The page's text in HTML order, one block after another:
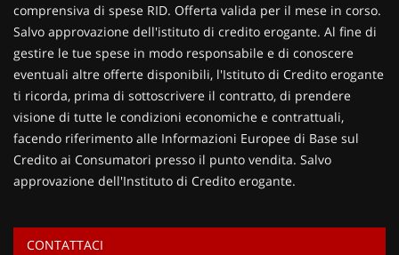
comprensiva di spese RID. Offerta valida per il mese in corso.
Salvo approvazione dell'istituto di credito erogante. Al fine di
gestire le tue spese in modo responsabile e di conoscere
eventuali altre offerte disponibili, l'Istituto di Credito erogante
ti ricorda, prima di sottoscrivere il contratto, di prendere
visione di tutte le condizioni economiche e contrattuali,
facendo riferimento alle Informazioni Europee di Base sul
Credito ai Consumatori presso il punto vendita. Salvo
approvazione dell'Instituto di Credito erogante.
CONTATTACI